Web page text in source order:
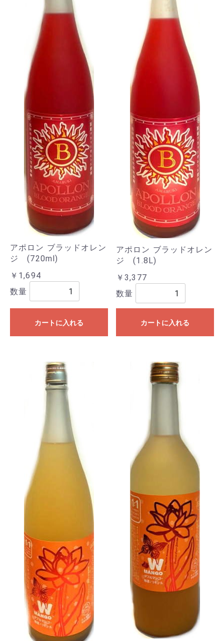
アポロン ブラッドオレン
ジ (720ml)
￥1,694
数量
カートに入れる
アポロン ブラッドオレン
ジ (1.8L)
￥3,377
数量
カートに入れる